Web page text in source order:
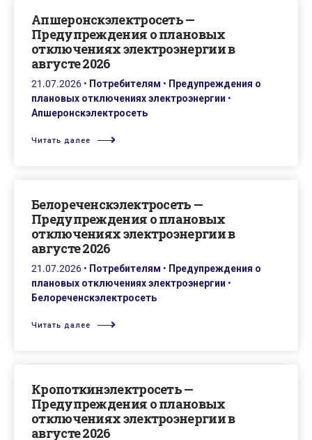
Апшеронскэлектросеть —
Предупреждения о плановых
отключениях электроэнергии в
августе 2026
21.07.2026 • Потребителям • Предупреждения о
плановых отключениях электроэнергии •
Апшеронскэлектросеть
Читать далее
Белореченскэлектросеть —
Предупреждения о плановых
отключениях электроэнергии в
августе 2026
21.07.2026 • Потребителям • Предупреждения о
плановых отключениях электроэнергии •
Белореченскэлектросеть
Читать далее
Кропоткинэлектросеть —
Предупреждения о плановых
отключениях электроэнергии в
августе 2026